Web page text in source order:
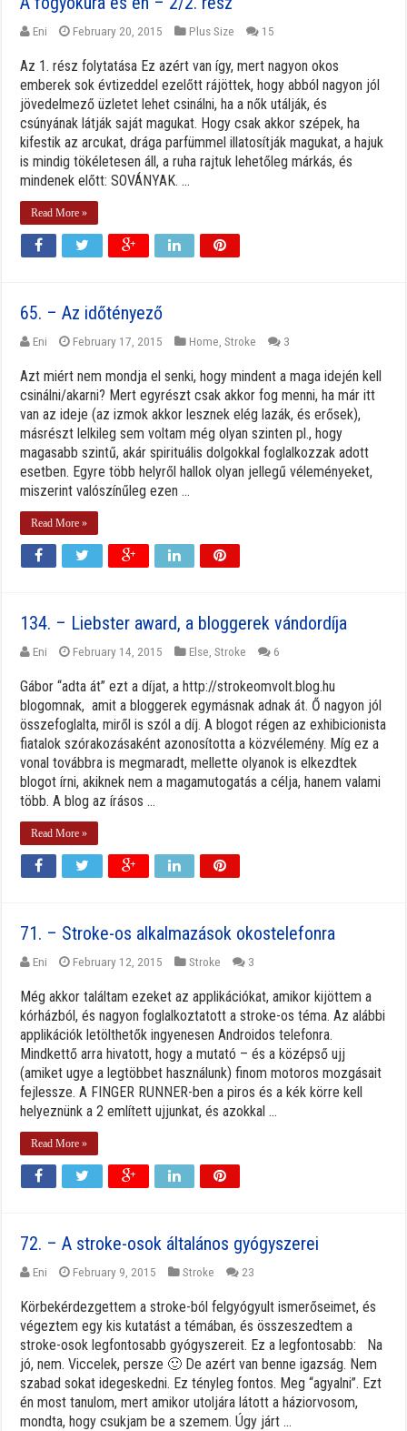
Eni February 20, 2015 Plus Size 15
Az 1. rész folytatása Ez azért van így, mert nagyon okos
emberek sok évtizeddel ezelőtt rájöttek, hogy abból nagyon jól
jövedelmező üzletet lehet csinálni, ha a nők utálják, és
csúnyának látják saját magukat. Hogy csak akkor szépek, ha
kifestik az arcukat, drága parfümmel illatosítják magukat, a hajuk
is mindig tökéletesen áll, a ruha rajtuk lehetőleg márkás, és
mindenek előtt: SOVÁNYAK. ...
Read More »
65. – Az időtényező
Eni February 17, 2015 Home ,Stroke 3
Azt miért nem mondja el senki, hogy mindent a maga idején kell
csinálni/akarni? Mert egyrészt csak akkor fog menni, ha már itt
van az ideje (az izmok akkor lesznek elég lazák, és erősek),
másrészt lelkileg sem voltam még olyan szinten pl., hogy
magasabb szintű, akár spirituális dolgokkal foglalkozzak adott
esetben. Egyre több helyről hallok olyan jellegű véleményeket,
miszerint valószínűleg ezen ...
Read More »
134. – Liebster award, a bloggerek vándordíja
Eni February 14, 2015 Else ,Stroke 6
Gábor “adta át” ezt a díjat, a http://strokeomvolt.blog.hu
blogomnak, amit a bloggerek egymásnak adnak át. Ő nagyon jól
összefoglalta, miről is szól a díj. A blogot régen az exhibicionista
fiatalok szórakozásaként azonosította a közvélemény. Míg ez a
vonal továbbra is megmaradt, mellette olyanok is elkezdtek
blogot írni, akiknek nem a magamutogatás a célja, hanem valami
több. A blog az írásos ...
Read More »
71. – Stroke-os alkalmazások okostelefonra
Eni February 12, 2015 Stroke 3
Még akkor találtam ezeket az applikációkat, amikor kijöttem a
kórházból, és nagyon foglalkoztatott a stroke-os téma. Az alábbi
applikációk letölthetők ingyenesen Androidos telefonra.
Mindkettő arra hivatott, hogy a mutató – és a középső ujj
(amiket ugye a legtöbbet használunk) finom motoros mozgásait
fejlessze. A FINGER RUNNER-ben a piros és a kék körre kell
helyeznünk a 2 említett ujjunkat, és azokkal ...
Read More »
72. – A stroke-osok általános gyógyszerei
Eni February 9, 2015 Stroke 23
Körbekérdezgettem a stroke-ból felgyógyult ismerőseimet, és
végeztem egy kis kutatást a témában, és összeszedtem a
stroke-osok legfontosabb gyógyszereit. Ez a legfontosabb: Na
jó, nem. Viccelek, persze 🙂 De azért van benne igazság. Nem
szabad sokat idegeskedni. Ez tényleg fontos. Meg “agyalni”. Ezt
én most tanulom, mert amikor utoljára látott a háziorvosom,
mondta, hogy csukjam be a szemem. Úgy járt ...